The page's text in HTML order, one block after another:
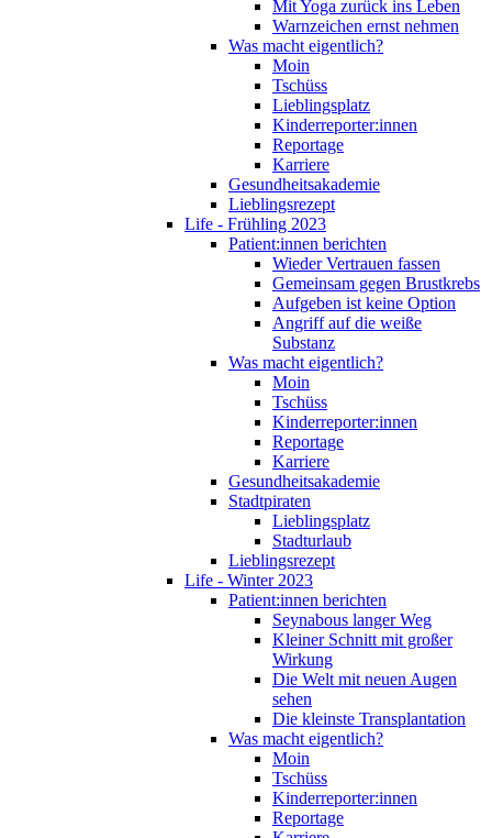
Mit Yoga zurück ins Leben
Warnzeichen ernst nehmen
Was macht eigentlich?
Moin
Tschüss
Lieblingsplatz
Kinderreporter:innen
Reportage
Karriere
Gesundheitsakademie
Lieblingsrezept
Life - Frühling 2023
Patient:innen berichten
Wieder Vertrauen fassen
Gemeinsam gegen Brustkrebs
Aufgeben ist keine Option
Angriff auf die weiße
Substanz
Was macht eigentlich?
Moin
Tschüss
Kinderreporter:innen
Reportage
Karriere
Gesundheitsakademie
Stadtpiraten
Lieblingsplatz
Stadturlaub
Lieblingsrezept
Life - Winter 2023
Patient:innen berichten
Seynabous langer Weg
Kleiner Schnitt mit großer
Wirkung
Die Welt mit neuen Augen
sehen
Die kleinste Transplantation
Was macht eigentlich?
Moin
Tschüss
Kinderreporter:innen
Reportage